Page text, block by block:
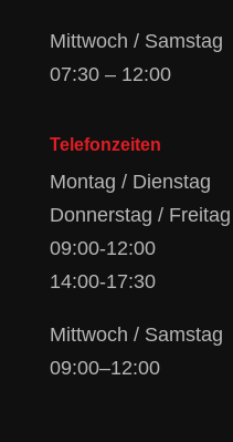
Mittwoch / Samstag
07:30 – 12:00
Telefonzeiten
Montag / Dienstag
Donnerstag / Freitag
09:00-12:00
14:00-17:30
Mittwoch / Samstag
09:00–12:00